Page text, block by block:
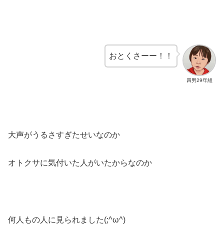
四男29年組
おとくさーー！！
大声がうるさすぎたせいなのか
オトクサに気付いた人がいたからなのか
何人もの人に見られました(;^ω^)